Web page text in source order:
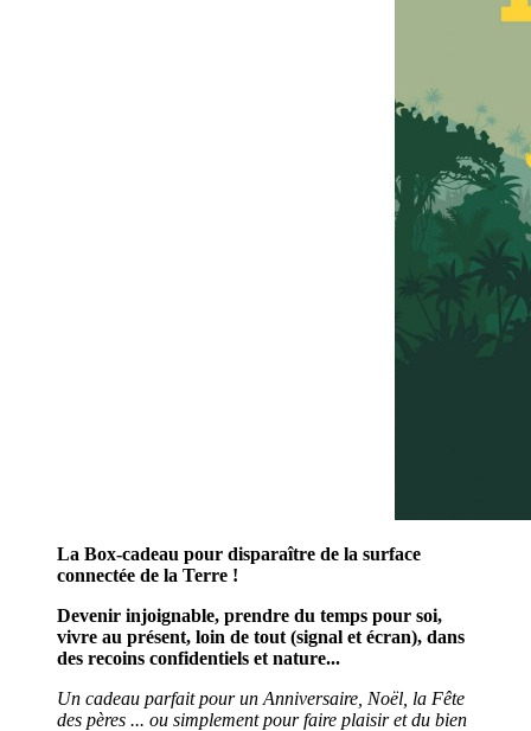
La Box-cadeau pour disparaître de la surface
connectée de la Terre !
Devenir injoignable, prendre du temps pour soi,
vivre au présent, loin de tout (signal et écran), dans
des recoins confidentiels et nature...
Un cadeau parfait pour un Anniversaire, Noël, la Fête
des pères ... ou simplement pour faire plaisir et du bien